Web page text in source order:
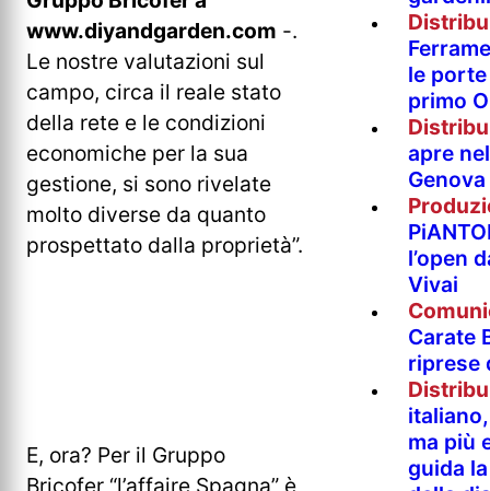
www.diyandgarden.com -.
Le nostre valutazioni sul
campo, circa il reale stato
della rete e le condizioni
economiche per la sua
gestione, si sono rivelate
molto diverse da quanto
prospettato dalla proprietà”.
E, ora? Per il Gruppo
Bricofer “l’affaire Spagna” è
le
primo
apre
Genova
l’open
Vivai
Carate
riprese
ma più
guida